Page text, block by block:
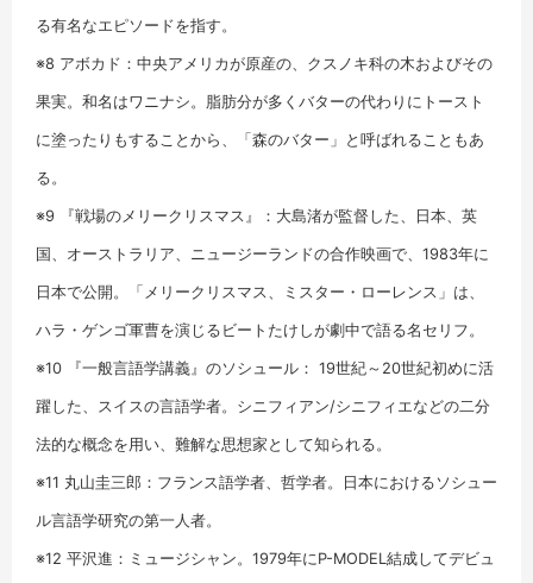
る有名なエピソードを指す。
※8 アボカド：中央アメリカが原産の、クスノキ科の木およびその
果実。和名はワニナシ。脂肪分が多くバターの代わりにトースト
に塗ったりもすることから、「森のバター」と呼ばれることもあ
る。
※9 『戦場のメリークリスマス』：大島渚が監督した、日本、英
国、オーストラリア、ニュージーランドの合作映画で、1983年に
日本で公開。「メリークリスマス、ミスター・ローレンス」は、
ハラ・ゲンゴ軍曹を演じるビートたけしが劇中で語る名セリフ。
※10 『一般言語学講義』のソシュール： 19世紀～20世紀初めに活
躍した、スイスの言語学者。シニフィアン/シニフィエなどの二分
法的な概念を用い、難解な思想家として知られる。
※11 丸山圭三郎：フランス語学者、哲学者。日本におけるソシュー
ル言語学研究の第一人者。
※12 平沢進：ミュージシャン。1979年にP-MODEL結成してデビュ